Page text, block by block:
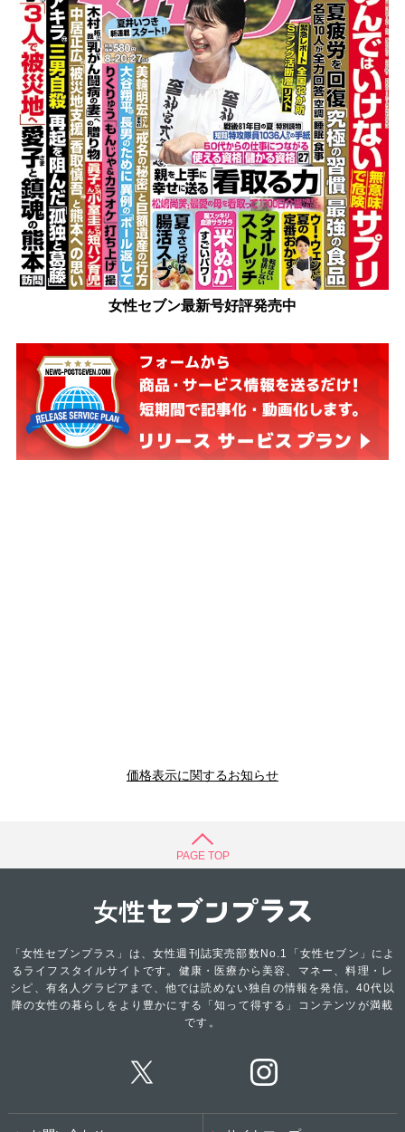
女性セブン最新号好評発売中
価格表示に関するお知らせ
PAGE TOP
「女性セブンプラス」は、女性週刊誌実売部数No.1「女性セブン」によ
るライフスタイルサイトです。健康・医療から美容、マネー、料理・レ
シピ、有名人グラビアまで、他では読めない独自の情報を発信。40代以
降の女性の暮らしをより豊かにする「知って得する」コンテンツが満載
です。